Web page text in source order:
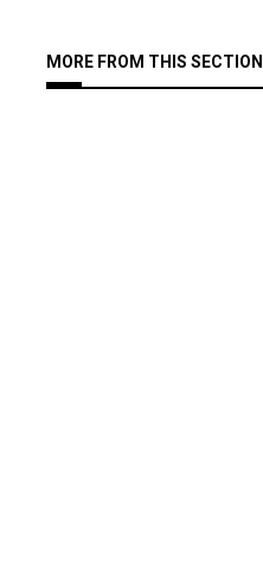
MORE FROM THIS SECTION